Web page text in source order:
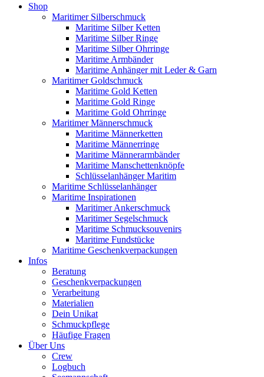
Shop
Maritimer Silberschmuck
Maritime Silber Ketten
Maritime Silber Ringe
Maritime Silber Ohrringe
Maritime Armbänder
Maritime Anhänger mit Leder & Garn
Maritimer Goldschmuck
Maritime Gold Ketten
Maritime Gold Ringe
Maritime Gold Ohrringe
Maritimer Männerschmuck
Maritime Männerketten
Maritime Männerringe
Maritime Männerarmbänder
Maritime Manschettenknöpfe
Schlüsselanhänger Maritim
Maritime Schlüsselanhänger
Maritime Inspirationen
Maritimer Ankerschmuck
Maritimer Segelschmuck
Maritime Schmucksouvenirs
Maritime Fundstücke
Maritime Geschenkverpackungen
Infos
Beratung
Geschenkverpackungen
Verarbeitung
Materialien
Dein Unikat
Schmuckpflege
Häufige Fragen
Über Uns
Crew
Logbuch